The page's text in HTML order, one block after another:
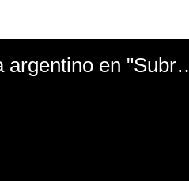
El mal momento de Yanina